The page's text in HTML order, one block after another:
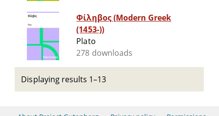
Φίληβος (Modern Greek
(1453-))
Plato
278 downloads
Displaying results 1–13